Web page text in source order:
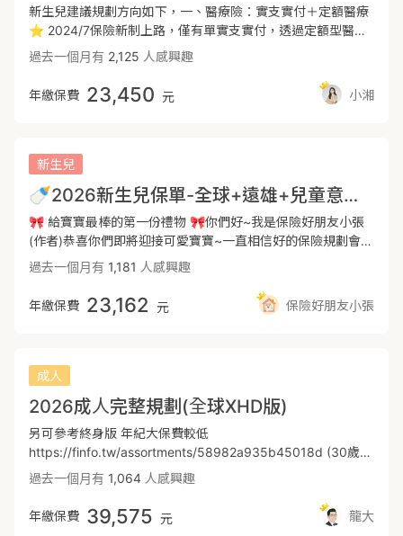
為門診當天來回，XHD 依然能提供強大的自費雜費覆蓋，全面
補強市面商品的缺憾。額外額度再補給：針對『血管支架』、
『人工水晶體』、『心臟瓣膜置換』、『心律調節器植入術』
等相關材料額度再另外計算，不佔原本手術額度。第二、意外
實支實付，全面覆蓋自費醫材！意外受傷： 由 遠雄傷害實支
實付險MRE（10萬額度） 撐腰。不管是打球跌倒、車禍擦
（DCE + XDE + XCF）百萬保障讓醫療有自己得決定權！對
策： 醫療趨勢正在朝向「門診化、在家休養」發展。現今癌症
標靶藥物、免疫療法許多都可在門診拿藥回家吃。本保單配置
的一次金，確診即憑診斷書一次領取，讓你有絕對的自由選擇
最好的門診醫療，不用受限於「有沒有住院」的理賠綁架。---
察，住院一天理賠萬元，兩天以上就等同於一年保費支出請參
考：https://finfo.tw/assortments/c1f02dd5f2c375cc😳你
是超級Ｉ人嗎？害羞跟業務員見面？沒關係！『Ｉ人專屬全面
🔰首選新光⭐️實支🐼高CP搭
配:https://finfo.tw/assortments/142840fc6572d6e5🔰首選
富邦⚾️實支🐼高CP搭
配:https://finfo.tw/assortments/9379dc2bfc339476---目
前是市面上保單搭配🗝️密碼🔐如果要XHD+XHO組合50萬實
支：已經幫各位整理出來囉：📝XHD 1+XHO4A組合：適合0-
10歲小朋友費率最佳📝XHD2+XHO3B組合：適合10-50歲之
所有排列組合CP高📝*50歲以上建議：搭配新光U5或富邦
HSV📝新光U5+全球XHP：無論年紀大小各家排列實支雜費
新生兒建議規劃方向如下，一、醫療險：實支實付＋定額醫療
⭐️ 2024/7保險新制上路，僅有單實支實付，透過定額型醫療
再補足住院、手術花費。⭐️ 第一間實支解決醫療花費的問
題，全球定額醫療可彌補爸媽照顧小朋友這段期間的薪水損
失。⭐️ 各家商品皆有優缺點，兩家搭配可以互補讓保障更全
面完整。二、一次性理賠金：癌症一次金、重大傷病⭐️ 現行
治療方式。⭐️ 因癌症或重傷的發生都需半年至兩年左右的休
生病的小朋友而暫時無法工作或收入中斷時能夠較無後顧之
憂，避免因為疾病而造成整個家庭經濟陷入困境。三、意外
險：小至跌倒扭傷、擦傷，大至骨折都在保障內。⭐️ 因法規
規定，未滿15歲者規劃意外險，需先補足69萬的喪葬費用。
⭐️ 小朋友在幼童時期容易有意外擦傷跌倒，需有基本的意外
失能、意外實支、意外住院。以下小湘針對保障內容分幾點說
明特色：1、醫材、手術費用昂貴，建議先以實支實付為主，
費。2、XHD+XHO優勢為住院「雜費與手術費」合併額度計
算，門診手術最高6萬，門診手術有227+3343限制，但有額
外包含145項處置，市面上門診特定範圍最廣。3、幼童時期比
較容易感冒發燒、腸胃炎、支氣管炎等狀況住院，可以透過
NIR加強整體住院及手術的保障。每日病房實支額度可提升至
10500元/天(若住健保房每日賠6500元)，提供寶寶單人房的
休養品質，補貼父母的薪水損失。4、癌症近幾年有許多新型
治療方式，並不包含在傳統療程型的癌症險理賠範圍，如標靶
藥物、免疫療法都需要高額的醫療費用，建議規劃一次給付型
過去一個月有 2,125 人感興趣
年繳保費 23,450 元 小湘
新生兒
🍼2026新生兒保單-全球+遠雄+兒童意外險專案，全面守護寶寶健康成長🥰
🎀 給寶寶最棒的第一份禮物 🎀你們好~我是保險好朋友小張
(作者)恭喜你們即將迎接可愛寶寶~一直相信好的保險規劃會是
給寶寶最棒的禮物🎁更是爸爸媽媽可以安心陪伴寶寶治療的堅
強後盾希望這篇分享對各位爸爸媽媽有幫助😊✨新生兒保單規
劃重點✨📌醫療保障✅實支實付(正本理賠):額度內針對醫療
費用花多少賠多少✅定額醫療險:拉高住院與手術保障，彌補
癌症一次金險:罹患癌症後根據程度直接給付一次金✅ 療程防
障(意外失能一次金+意外實支+意外日額)✅兒童專屬意外險專
案(附加高額重大燒燙傷、個責險保障)📌失能保障⚠️有合適商
品，小張會即時為大家更新建議-------------------------------
----------------------------------------------------------------
---------------------------------✨新生兒保單方案參考✨📌
全球人壽重大傷病主約+定期重大傷病+醫療實支實付+定額醫
療險(拉高病房費與手術保障)+定期壽險📌遠雄人壽終身壽險
過去一個月有 1,181 人感興趣
年繳保費 23,162 元 保險好朋友小張
成人
2026成人完整規劃(全球XHD版)
另可參考終身版 年紀大保費較低
https://finfo.tw/assortments/58982a935b45018d (30歲女
為例) 投保需注意以下細節: 1.實支實付：是否涵蓋「處置」類
醫療行為？ 2.重大傷病：需注意慢性精神病有無被打折理賠？
3.癌症療程：需注意療程型癌症險有無理賠併發症？ 4.意外失
能：需注意失能額度足不足額？建議300萬起跳
過去一個月有 1,064 人感興趣
年繳保費 39,575 元 龍大